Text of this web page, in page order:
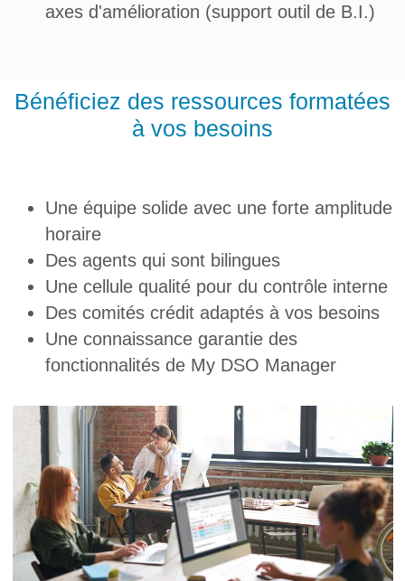
axes d'amélioration (support outil de B.I.)
Bénéficiez des ressources formatées
à vos besoins
Une équipe solide avec une forte amplitude
horaire
Des agents qui sont bilingues
Une cellule qualité pour du contrôle interne
Des comités crédit adaptés à vos besoins
Une connaissance garantie des
fonctionnalités de My DSO Manager